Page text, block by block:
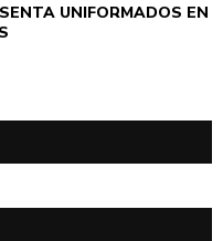
UNIFORMADOS EN